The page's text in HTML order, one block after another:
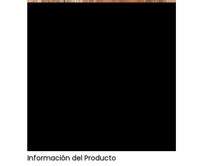
o
i
Información del Producto